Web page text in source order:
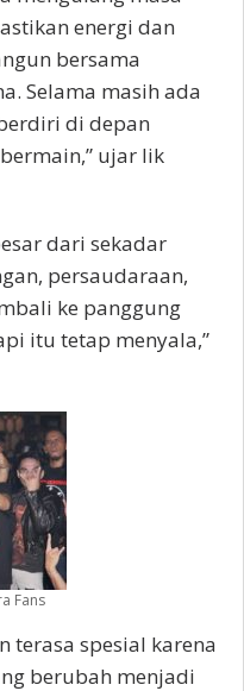
energi dan
bersama
Selama masih ada
di depan
ujar Iik
dari sekadar
persaudaraan,
ke panggung
itu tetap menyala,”
Fans
terasa spesial karena
berubah menjadi